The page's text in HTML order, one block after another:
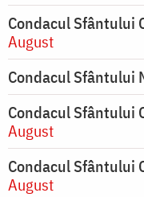
Condacul Sfântului
August
Condacul Sfântului
Condacul Sfântului
August
Condacul Sfântului
August